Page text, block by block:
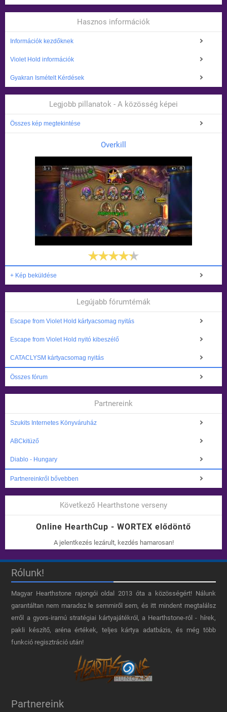
Hasznos információk
Információk kezdőknek
Violet Hold információk
Gyakran Ismételt Kérdések
Legjobb pillanatok - A közösség képei
Összes kép megtekintése
Overkill
+ Kép beküldése
Legújabb fórumtémák
Escape from Violet Hold kártyacsomag nyitás
Escape from Violet Hold nyitó kibeszélő
CATACLYSM kártyacsomag nyitás
Összes fórum
Partnereink
Szukits Internetes Könyváruház
ABCkitüző
Diablo - Hungary
Partnereinkről bővebben
Következő Hearthstone verseny
Online HearthCup - WORTEX elődöntő
A jelentkezés lezárult, kezdés hamarosan!
Rólunk!
Magyar Hearthstone​ rajongói oldal 2013 óta a közösségért! Nálunk
garantáltan nem maradsz le semmiről sem, és itt mindent megtalálsz
erről a gyors-iramú stratégiai kártyajátékról, a Hearthstone-ról - hírek,
pakli készítő, aréna értékek, teljes kártya adatbázis, és még több
funkció regisztráció után!
Partnereink